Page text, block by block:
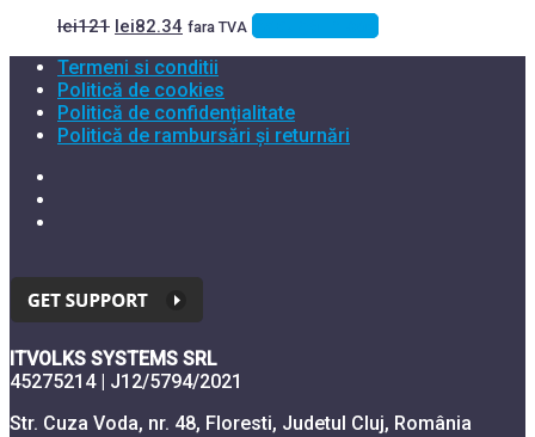
lei121 Prețul
a
fost:
lei121.
lei82.34 Prețul
este:
lei82.34.
fara TVA
Termeni si conditii
Politică de cookies
Politică de confidențialitate
Politică de rambursări și returnări
ITVOLKS SYSTEMS SRL
45275214 | J12/5794/2021
Str. Cuza Voda, nr. 48, Floresti, Judetul Cluj, România